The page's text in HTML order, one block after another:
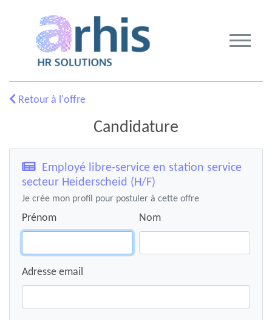
Retour à l'offre
Candidature
Employé libre-service en station service
secteur Heiderscheid (H/F)
Je crée mon profil pour postuler à cette offre
Prénom Nom
Adresse email